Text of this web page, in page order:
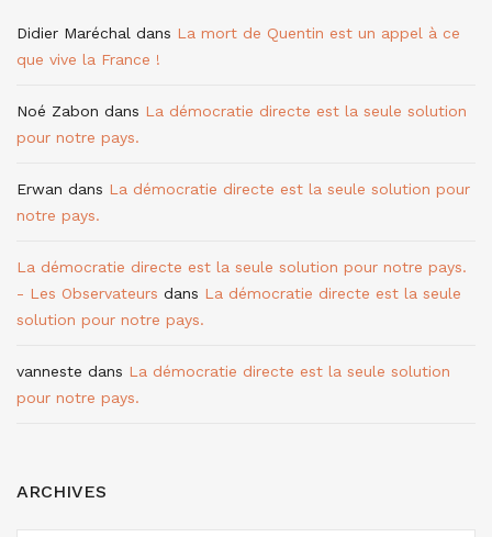
Didier Maréchal dans La mort de Quentin est un appel à ce
que vive la France !
Noé Zabon dans La démocratie directe est la seule solution
pour notre pays.
Erwan dans La démocratie directe est la seule solution pour
notre pays.
La démocratie directe est la seule solution pour notre pays.
- Les Observateurs dans La démocratie directe est la seule
solution pour notre pays.
vanneste dans La démocratie directe est la seule solution
pour notre pays.
ARCHIVES